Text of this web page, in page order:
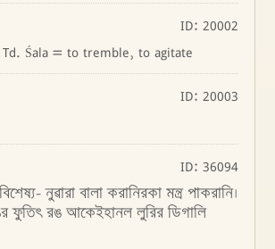
ID: 20002
Śala = to tremble, to agitate
ID: 20003
ID: 36094
নুৱারা বালা করানিরকা মন্ত্র পাকরানি।
ফুতিৎ রঙ আকেইহানল লুরির ডিগালি